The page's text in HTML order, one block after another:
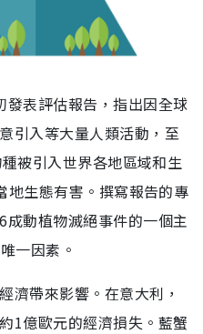
表評估報告，指出因全球
引入等大量人類活動，至
被引入世界各地區域和生
地生態有害。撰寫報告的專
動植物滅絕事件的一個主
一因素。
濟帶來影響。在意大利，
1億歐元的經濟損失。藍蟹